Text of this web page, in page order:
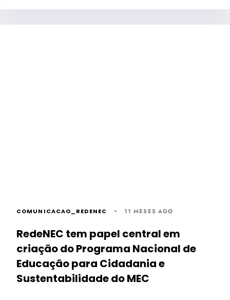
COMUNICACAO_REDENEC 11 MESES AGO
RedeNEC tem papel central em
criação do Programa Nacional de
Educação para Cidadania e
Sustentabilidade do MEC